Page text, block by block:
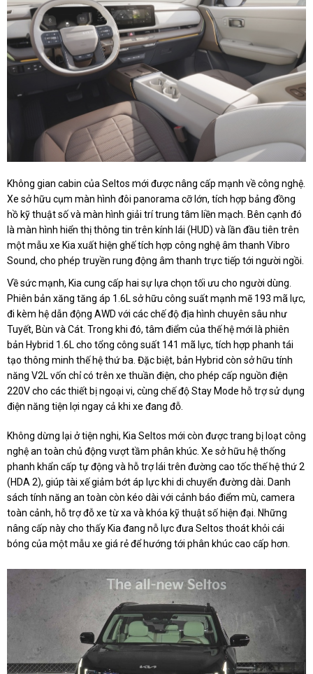
Không gian cabin của Seltos mới được nâng cấp mạnh về công nghệ.
Xe sở hữu cụm màn hình đôi panorama cỡ lớn, tích hợp bảng đồng
hồ kỹ thuật số và màn hình giải trí trung tâm liền mạch. Bên cạnh đó
là màn hình hiển thị thông tin trên kính lái (HUD) và lần đầu tiên trên
một mẫu xe Kia xuất hiện ghế tích hợp công nghệ âm thanh Vibro
Sound, cho phép truyền rung động âm thanh trực tiếp tới người ngồi.
Về sức mạnh, Kia cung cấp hai sự lựa chọn tối ưu cho người dùng.
Phiên bản xăng tăng áp 1.6L sở hữu công suất mạnh mẽ 193 mã lực,
đi kèm hệ dẫn động AWD với các chế độ địa hình chuyên sâu như
Tuyết, Bùn và Cát. Trong khi đó, tâm điểm của thế hệ mới là phiên
bản Hybrid 1.6L cho tổng công suất 141 mã lực, tích hợp phanh tái
tạo thông minh thế hệ thứ ba. Đặc biệt, bản Hybrid còn sở hữu tính
năng V2L vốn chỉ có trên xe thuần điện, cho phép cấp nguồn điện
220V cho các thiết bị ngoại vi, cùng chế độ Stay Mode hỗ trợ sử dụng
điện năng tiện lợi ngay cả khi xe đang đỗ.
Không dừng lại ở tiện nghi, Kia Seltos mới còn được trang bị loạt công
nghệ an toàn chủ động vượt tầm phân khúc. Xe sở hữu hệ thống
phanh khẩn cấp tự động và hỗ trợ lái trên đường cao tốc thế hệ thứ 2
(HDA 2), giúp tài xế giảm bớt áp lực khi di chuyển đường dài. Danh
sách tính năng an toàn còn kéo dài với cảnh báo điểm mù, camera
toàn cảnh, hỗ trợ đỗ xe từ xa và khóa kỹ thuật số hiện đại. Những
nâng cấp này cho thấy Kia đang nỗ lực đưa Seltos thoát khỏi cái
bóng của một mẫu xe giá rẻ để hướng tới phân khúc cao cấp hơn.